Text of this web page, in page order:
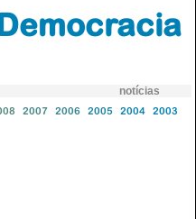
notícias
2007 2006 2005 2004 2003